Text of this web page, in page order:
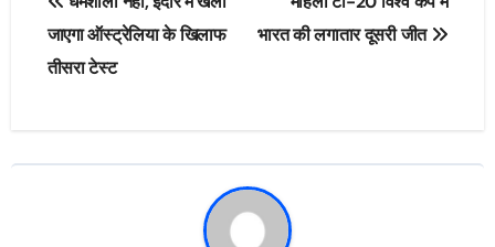
navigation
जाएगा ऑस्ट्रेलिया के खिलाफ
तीसरा टेस्ट
भारत की लगातार दूसरी जीत